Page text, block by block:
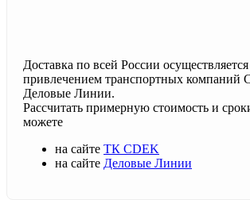
Доставка по всей России осуществляется
привлечением транспортных компаний
Деловые Линии.
Рассчитать примерную стоимость и
можете
на сайте ТК CDEK
на сайте Деловые Линии